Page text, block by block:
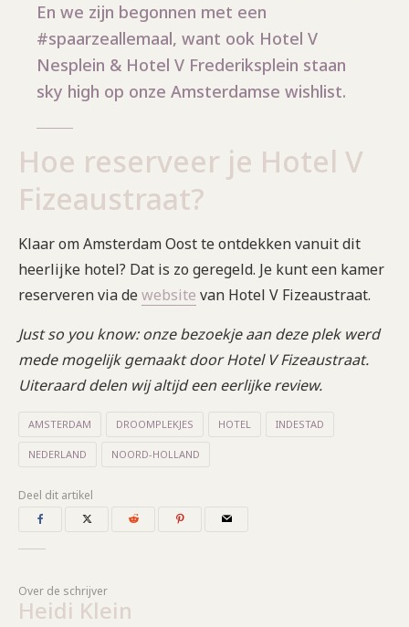
En we zijn begonnen met een
#spaarzeallemaal, want ook Hotel V
Nesplein & Hotel V Frederiksplein staan
sky high op onze Amsterdamse wishlist.
Hoe reserveer je Hotel V
Fizeaustraat?
Klaar om Amsterdam Oost te ontdekken vanuit dit
heerlijke hotel? Dat is zo geregeld. Je kunt een kamer
reserveren via dewebsite van Hotel V Fizeaustraat.
Just so you know: onze bezoekje aan deze plek werd
mede mogelijk gemaakt door Hotel V Fizeaustraat.
Uiteraard delen wij altijd een eerlijke review.
AMSTERDAM DROOMPLEKJES HOTEL INDESTAD
NEDERLAND NOORD-HOLLAND
Deel dit artikel
Over de schrijver
Heidi Klein